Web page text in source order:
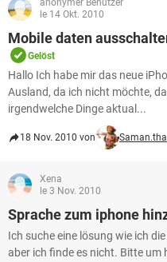
anonymer Benutzer
le 14 Okt. 2010
Mobile daten
Gelöst
Hallo Ich habe mir das neue
Ausland, da ich nicht möchte,
irgendwelche Dinge aktual...
18 Nov. 2010 von Saman.tha
Xena
le 3 Nov. 2010
Sprache zum iphone
Ich suche eine lösung wie ich
aber ich finde es nicht. Bitte um